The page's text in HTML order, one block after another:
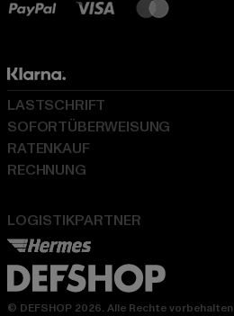
LOGISTIKPARTNER
LASTSCHRIFT
SOFORTÜBERWEISUNG
RATENKAUF
RECHNUNG
© DEFSHOP 2026. Alle Rechte vorbehalten